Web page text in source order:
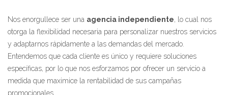
Nos enorgullece ser una agencia independiente, lo cual nos
otorga la flexibilidad necesaria para personalizar nuestros servicios
y adaptarnos rápidamente a las demandas del mercado.
Entendemos que cada cliente es único y requiere soluciones
específicas, por lo que nos esforzamos por ofrecer un servicio a
medida que maximice la rentabilidad de sus campañas
promocionales.